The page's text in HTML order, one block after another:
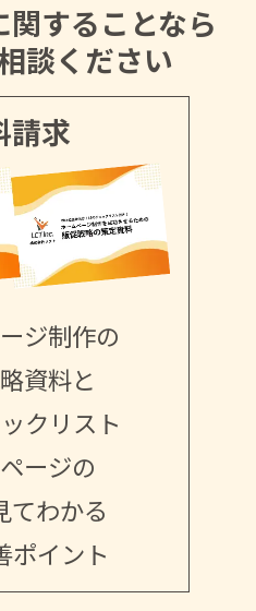
することなら
談ください
請求
ジ制作の
資料と
クリスト
ージの
てわかる
ポイント